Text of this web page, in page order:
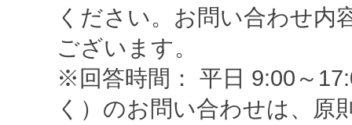
ください。お問い合わせ内
ございます。
※回答時間： 平日 9:00～
く）のお問い合わせは、原